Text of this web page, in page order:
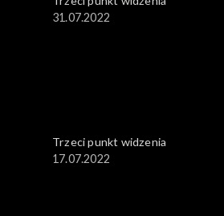
31.07.2022
Trzeci punkt widzenia
17.07.2022